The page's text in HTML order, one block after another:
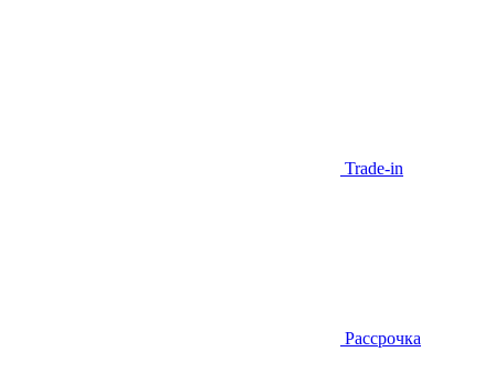
Trade-in
Рассрочка